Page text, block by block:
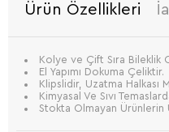
Ürün Özellikleri
Kolye ve Çift Sıra Bileklik
El Yapımı Dokuma Çeliktir.
Klipslidir, Uzatma Halkası
Kimyasal Ve Sıvı
Stokta Olmayan Ürünlerin